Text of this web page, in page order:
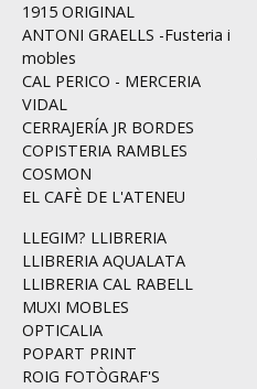
1915 ORIGINAL
ANTONI GRAELLS -Fusteria i
mobles
CAL PERICO - MERCERIA
VIDAL
CERRAJERÍA JR BORDES
COPISTERIA RAMBLES
COSMON
EL CAFÈ DE L'ATENEU
LLEGIM? LLIBRERIA
LLIBRERIA AQUALATA
LLIBRERIA CAL RABELL
MUXI MOBLES
OPTICALIA
POPART PRINT
ROIG FOTÒGRAF'S